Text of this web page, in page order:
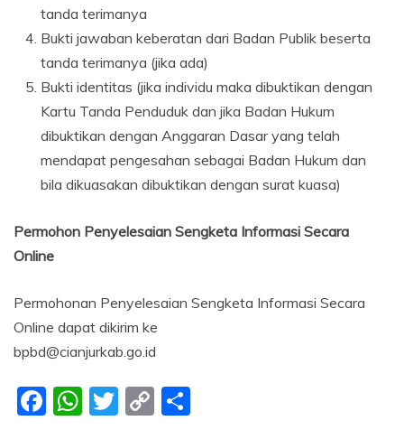
tanda terimanya
Bukti jawaban keberatan dari Badan Publik beserta
tanda terimanya (jika ada)
Bukti identitas (jika individu maka dibuktikan dengan
Kartu Tanda Penduduk dan jika Badan Hukum
dibuktikan dengan Anggaran Dasar yang telah
mendapat pengesahan sebagai Badan Hukum dan
bila dikuasakan dibuktikan dengan surat kuasa)
Permohon Penyelesaian Sengketa Informasi Secara
Online
Permohonan Penyelesaian Sengketa Informasi Secara
Online dapat dikirim ke
bpbd@cianjurkab.go.id
F
W T
C